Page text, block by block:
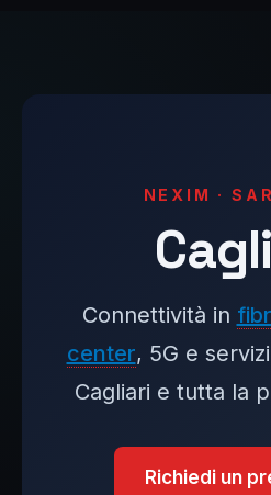
NEXIM ·
Connettività in
center, 5G e servizi
Cagliari e tutta la
Richiedi un